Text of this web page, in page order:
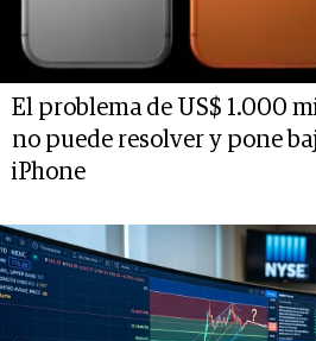
El problema de US$ 1.000
no puede resolver y pone
iPhone